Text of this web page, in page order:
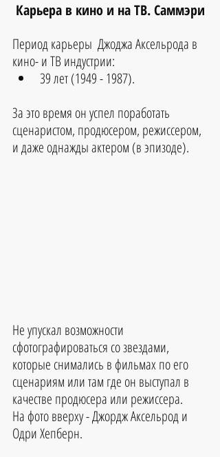
Карьера в кино и на ТВ. Саммэри
Период карьеры  Джоджа Аксельрода в
кино- и ТВ индустрии:
39 лет (1949 - 1987).
За это время он успел поработать
сценаристом, продюсером, режиссером,
и даже однажды актером (в эпизоде).
Не упускал возможности
сфотографироваться со звездами,
которые снимались в фильмах по его
сценариям или там где он выступал в
качестве продюсера или режиссера.
На фото вверху - Джордж Аксельрод и
Одри Хепберн.